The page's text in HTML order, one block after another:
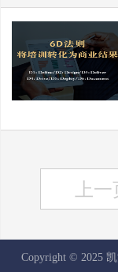
上
Copyright © 2025